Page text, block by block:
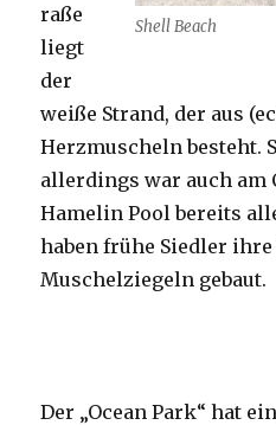
Shell Beach
raße
liegt
der
weiße Strand, der aus
Herzmuscheln besteht.
allerdings war auch am
Hamelin Pool bereits
haben frühe Siedler ihre
Muschelziegeln gebaut.
Der „Ocean Park“ hat